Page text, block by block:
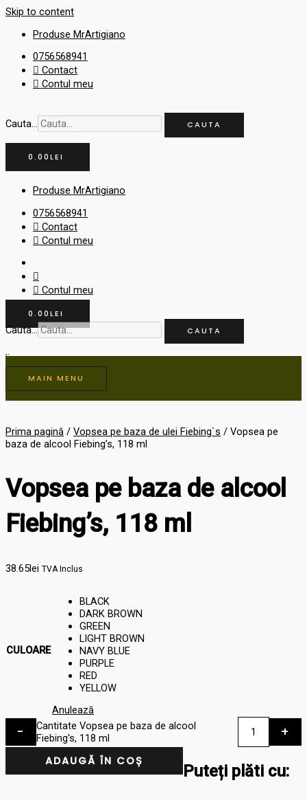
Skip to content
Produse MrArtigiano
0756568941
Contact
Contul meu
Cauta... CAUTA
0.00 LEI
Produse MrArtigiano
0756568941
Contact
Contul meu
Contul meu
0.00 LEI
Cauta... CAUTA
MAIN MENU
Prima pagină / Vopsea pe baza de ulei Fiebing`s / Vopsea pe
baza de alcool Fiebing’s, 118 ml
Vopsea pe baza de alcool
Fiebing’s, 118 ml
38.65lei TVA Inclus
CULOARE
BLACK
DARK BROWN
GREEN
LIGHT BROWN
NAVY BLUE
PURPLE
RED
YELLOW
Anulează
-
Cantitate Vopsea pe baza de alcool
Fiebing's, 118 ml
+
ADAUGĂ ÎN COȘ
Puteți plăti cu: